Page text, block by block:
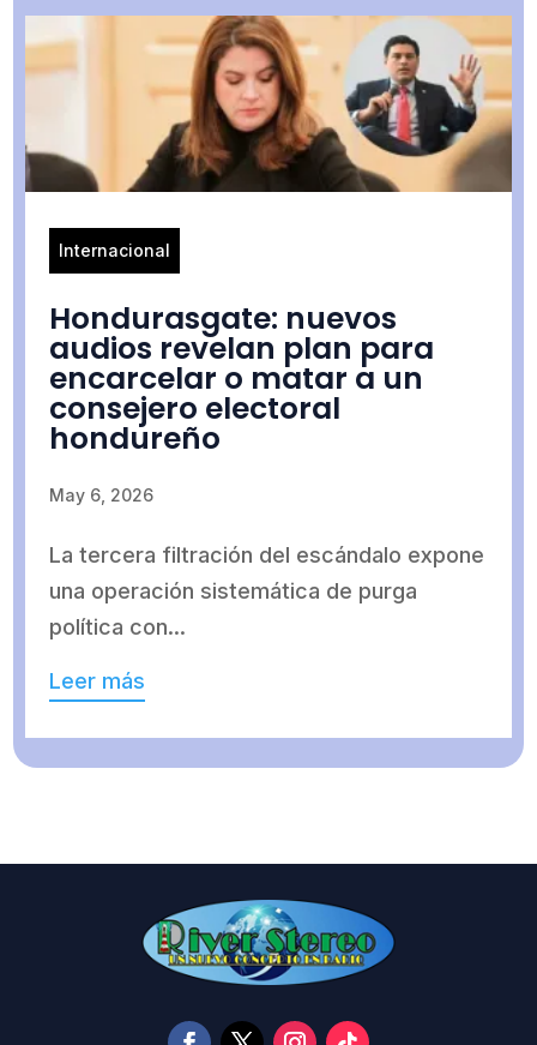
Internacional
Hondurasgate: nuevos
audios revelan plan para
encarcelar o matar a un
consejero electoral
hondureño
May 6, 2026
La tercera filtración del escándalo expone
una operación sistemática de purga
política con...
Leer más